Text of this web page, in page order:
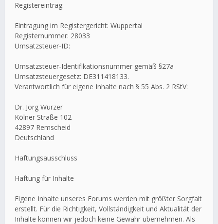
Registereintrag:
Eintragung im Registergericht: Wuppertal
Registernummer: 28033
Umsatzsteuer-ID:
Umsatzsteuer-Identifikationsnummer gemäß §27a
Umsatzsteuergesetz: DE311418133.
Verantwortlich für eigene Inhalte nach § 55 Abs. 2 RStV:
Dr. Jörg Wurzer
Kölner Straße 102
42897 Remscheid
Deutschland
Haftungsausschluss
Haftung für Inhalte
Eigene Inhalte unseres Forums werden mit größter Sorgfalt
erstellt. Für die Richtigkeit, Vollständigkeit und Aktualität der
Inhalte können wir jedoch keine Gewähr übernehmen. Als